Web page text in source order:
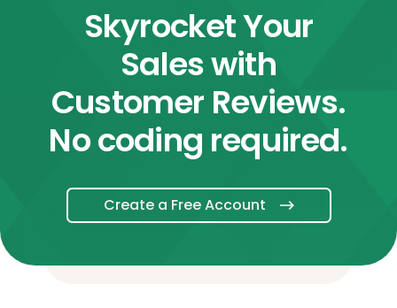
Skyrocket Your
Sales with
Customer Reviews.
No coding required.
Create a Free Account